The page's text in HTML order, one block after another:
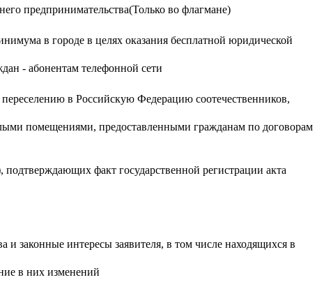
предпринимательства(Только во флагмане)
в городе в целях оказания бесплатной юридической
- абонентам телефонной сети
в Российскую Федерацию соотечественников,
помещениями, предоставленными гражданам по договорам
факт государственной регистрации акта
законные интересы заявителя, в том числе находящихся в
в них изменений